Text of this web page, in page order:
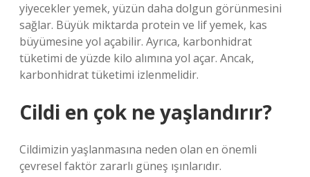
yiyecekler yemek, yüzün daha dolgun görünmesini
sağlar. Büyük miktarda protein ve lif yemek, kas
büyümesine yol açabilir. Ayrıca, karbonhidrat
tüketimi de yüzde kilo alımına yol açar. Ancak,
karbonhidrat tüketimi izlenmelidir.
Cildi en çok ne yaşlandırır?
Cildimizin yaşlanmasına neden olan en önemli
çevresel faktör zararlı güneş ışınlarıdır.